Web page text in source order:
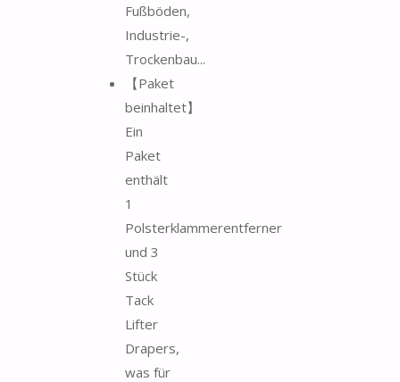
Fußböden,
Industrie-,
Trockenbau...
【Paket
beinhaltet】
Ein
Paket
enthält
1
Polsterklammerentferner
und 3
Stück
Tack
Lifter
Drapers,
was für